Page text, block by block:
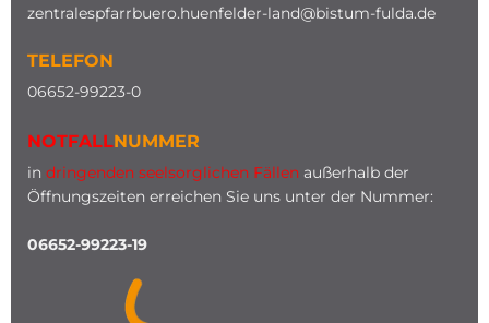
zentralespfarrbuero.huenfelder-land@bistum-fulda.de
TELEFON
06652-99223-0
NOTFALLNUMMER
in dringenden seelsorglichen Fällen außerhalb der
Öffnungszeiten erreichen Sie uns unter der Nummer:
06652-99223-19